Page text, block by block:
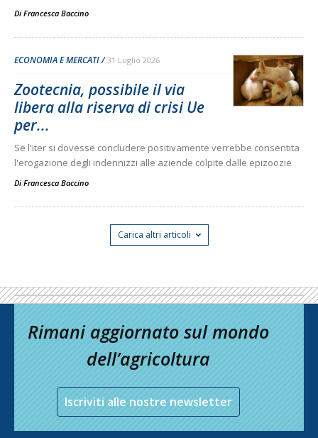
Di Francesca Baccino
ECONOMIA E MERCATI 31 Luglio 2026
Zootecnia, possibile il via
libera alla riserva di crisi Ue
per...
Se l'iter si dovesse concludere positivamente verrebbe consentita
l'erogazione degli indennizzi alle aziende colpite dalle epizoozie
Di Francesca Baccino
Carica altri articoli
Rimani aggiornato sul mondo
dell’agricoltura
Iscriviti alle nostre newsletter